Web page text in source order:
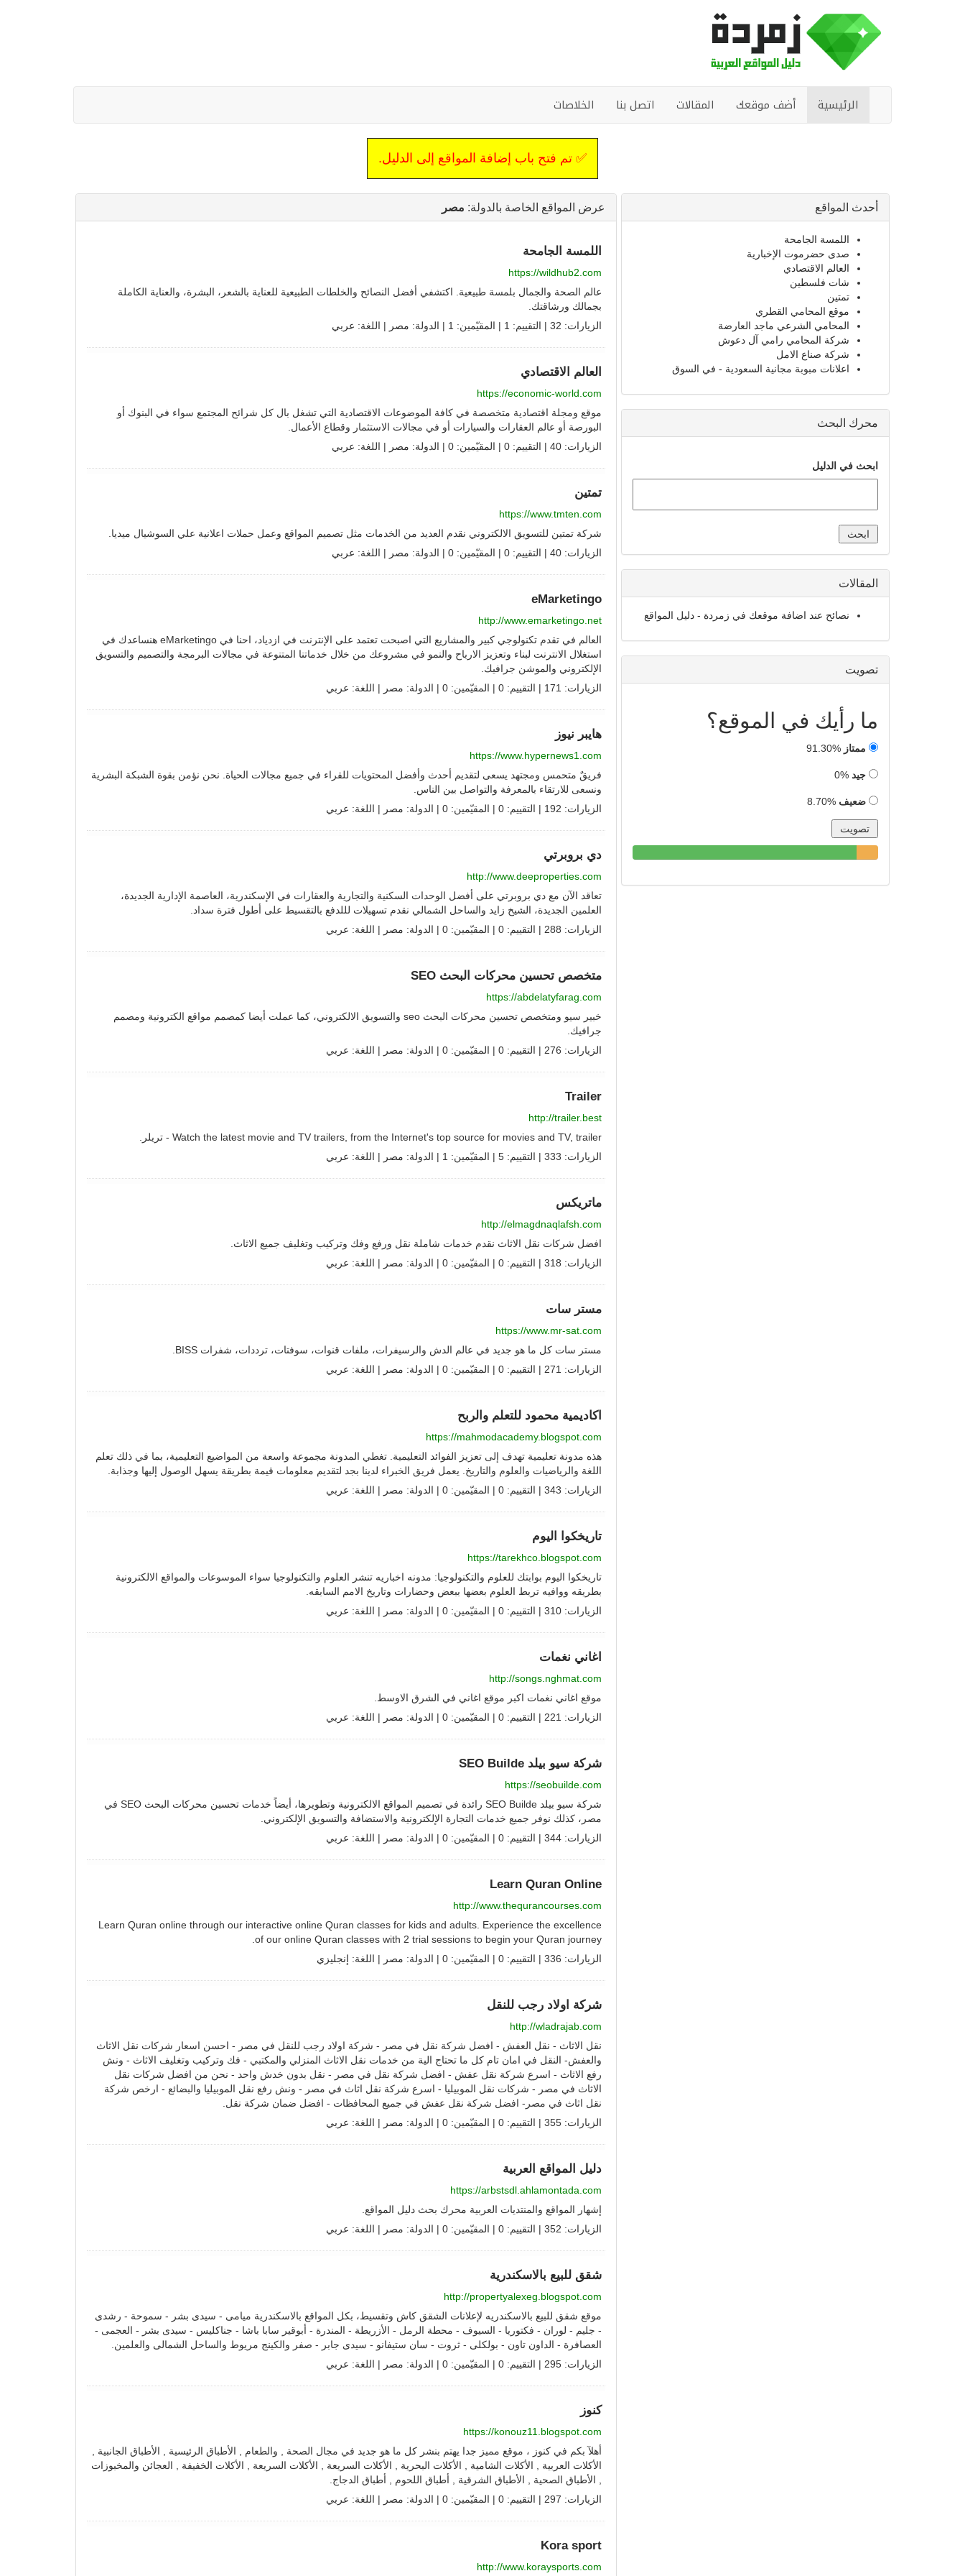
الرئيسية أضف موقعك المقالات اتصل بنا الخلاصات
✅ تم فتح باب إضافة المواقع إلى الدليل.
عرض المواقع الخاصة بالدولة: مصر
اللمسة الجامحة
https://wildhub2.com
عالم الصحة والجمال بلمسة طبيعية. اكتشفي أفضل النصائح والخلطات الطبيعية للعناية بالشعر، البشرة، والعناية الكاملة
بجمالك ورشاقتك.
الزيارات: 32 | التقييم: 1 | المقيّمين: 1 | الدولة:
مصر | اللغة: عربي
العالم الاقتصادي
https://economic-world.com
موقع ومجلة اقتصادية متخصصة في كافة الموضوعات الاقتصادية التي تشغل بال كل شرائح المجتمع سواء في البنوك أو
البورصة أو عالم العقارات والسيارات أو في مجالات الاستثمار وقطاع الأعمال.
الزيارات: 40 | التقييم: 0 | المقيّمين: 0 | الدولة:
مصر | اللغة: عربي
تمتين
https://www.tmten.com
شركة تمتين للتسويق الالكتروني نقدم العديد من الخدمات مثل تصميم المواقع وعمل حملات اعلانية علي السوشيال ميديا.
الزيارات: 40 | التقييم: 0 | المقيّمين: 0 | الدولة:
مصر | اللغة: عربي
eMarketingo
http://www.emarketingo.net
العالم في تقدم تكنولوجي كبير والمشاريع التي اصبحت تعتمد على الإنترنت في ازدياد، احنا في eMarketingo هنساعدك في
استغلال الانترنت لبناء وتعزيز الارباح والنمو في مشروعك من خلال خدماتنا المتنوعة في مجالات البرمجة والتصميم والتسويق
الإلكتروني والموشن جرافيك.
الزيارات: 171 | التقييم: 0 | المقيّمين: 0 | الدولة:
مصر | اللغة: عربي
هايبر نيوز
https://www.hypernews1.com
فريقٌ متحمس ومجتهد يسعى لتقديم أحدث وأفضل المحتويات للقراء في جميع مجالات الحياة. نحن نؤمن بقوة الشبكة البشرية
ونسعى للارتقاء بالمعرفة والتواصل بين الناس.
الزيارات: 192 | التقييم: 0 | المقيّمين: 0 | الدولة:
مصر | اللغة: عربي
دي بروبرتي
http://www.deeproperties.com
تعاقد الآن مع دي بروبرتي على أفضل الوحدات السكنية والتجارية والعقارات في الإسكندرية، العاصمة الإدارية الجديدة،
العلمين الجديدة، الشيخ زايد والساحل الشمالي نقدم تسهيلات لللدفع بالتقسيط على أطول فترة سداد.
الزيارات: 288 | التقييم: 0 | المقيّمين: 0 | الدولة:
مصر | اللغة: عربي
متخصص تحسين محركات البحث SEO
https://abdelatyfarag.com
خبير سيو ومتخصص تحسين محركات البحث seo والتسويق الالكتروني، كما عملت أيضا كمصمم مواقع الكترونية ومصمم
جرافيك.
الزيارات: 276 | التقييم: 0 | المقيّمين: 0 | الدولة:
مصر | اللغة: عربي
Trailer
http://trailer.best
Watch the latest movie and TV trailers, from the Internet's top source for movies and TV, trailer - تريلر.
الزيارات: 333 | التقييم: 5 | المقيّمين: 1 | الدولة:
مصر | اللغة: عربي
ماتريكس
http://elmagdnaqlafsh.com
افضل شركات نقل الاثاث نقدم خدمات شاملة نقل ورفع وفك وتركيب وتغليف جميع الاثاث.
الزيارات: 318 | التقييم: 0 | المقيّمين: 0 | الدولة:
مصر | اللغة: عربي
مستر سات
https://www.mr-sat.com
مستر سات كل ما هو جديد في عالم الدش والرسيفرات، ملفات قنوات، سوفتات، ترددات، شفرات BISS.
الزيارات: 271 | التقييم: 0 | المقيّمين: 0 | الدولة:
مصر | اللغة: عربي
اكاديمية محمود للتعلم والربح
https://mahmodacademy.blogspot.com
هذه مدونة تعليمية تهدف إلى تعزيز الفوائد التعليمية. تغطي المدونة مجموعة واسعة من المواضيع التعليمية، بما في ذلك تعلم
اللغة والرياضيات والعلوم والتاريخ. يعمل فريق الخبراء لدينا بجد لتقديم معلومات قيمة بطريقة يسهل الوصول إليها وجذابة.
الزيارات: 343 | التقييم: 0 | المقيّمين: 0 | الدولة:
مصر | اللغة: عربي
تاريخكوا اليوم
https://tarekhco.blogspot.com
تاريخكوا اليوم بوابتك للعلوم والتكنولوجيا: مدونه اخباريه تنشر العلوم والتكنولوجيا سواء الموسوعات والمواقع الالكترونية
بطريقه ووافيه تربط العلوم بعضها ببعض وحضارات وتاريخ الامم السابقه.
الزيارات: 310 | التقييم: 0 | المقيّمين: 0 | الدولة:
مصر | اللغة: عربي
اغاني نغمات
http://songs.nghmat.com
موقع اغاني نغمات اكبر موقع اغاني في الشرق الاوسط.
الزيارات: 221 | التقييم: 0 | المقيّمين: 0 | الدولة:
مصر | اللغة: عربي
شركة سيو بيلد SEO Builde
https://seobuilde.com
شركة سيو بيلد SEO Builde رائدة في تصميم المواقع الالكترونية وتطويرها، أيضاً خدمات تحسين محركات البحث SEO في
مصر، كذلك نوفر جميع خدمات التجارة الإلكترونية والاستضافة والتسويق الإلكتروني.
الزيارات: 344 | التقييم: 0 | المقيّمين: 0 | الدولة:
مصر | اللغة: عربي
Learn Quran Online
http://www.thequrancourses.com
Learn Quran online through our interactive online Quran classes for kids and adults. Experience the excellence
of our online Quran classes with 2 trial sessions to begin your Quran journey.
الزيارات: 336 | التقييم: 0 | المقيّمين: 0 | الدولة:
مصر | اللغة: إنجليزي
شركة اولاد رجب للنقل
http://wladrajab.com
نقل الاثاث - نقل العفش - افضل شركة نقل في مصر - شركة اولاد رجب للنقل في مصر - احسن اسعار شركات نقل الاثاث
والعفش- النقل في امان تام كل ما تحتاج الية من خدمات نقل الاثاث المنزلي والمكتبي - فك وتركيب وتغليف الاثاث - ونش
رفع الاثاث - اسرع شركة نقل عفش - افضل شركة نقل في مصر - نقل بدون خدش واحد - نحن من افضل شركات نقل
الاثاث في مصر - شركات نقل الموبيليا - اسرع شركة نقل اثاث في مصر - ونش رفع نقل الموبيليا والبضائع - ارخص شركة
نقل اثاث في مصر- افضل شركة نقل عفش في جميع المحافظات - افضل ضمان شركة نقل.
الزيارات: 355 | التقييم: 0 | المقيّمين: 0 | الدولة:
مصر | اللغة: عربي
دليل المواقع العربية
https://arbstsdl.ahlamontada.com
إشهار المواقع والمنتديات العربية محرك بحث دليل المواقع.
الزيارات: 352 | التقييم: 0 | المقيّمين: 0 | الدولة:
مصر | اللغة: عربي
شقق للبيع بالاسكندرية
http://propertyalexeg.blogspot.com
موقع شقق للبيع بالاسكندريه لإعلانات الشقق كاش وتقسيط، بكل المواقع بالاسكندرية ميامى - سيدى بشر - سموحة - رشدى
- جليم - لوران - فكتوريا - السيوف - محطة الرمل - الأزريطة - المندرة - أبوقير سابا باشا - جناكليس - سيدى بشر - العجمى -
العصافرة - الداون تاون - بولكلى - ثروت - سان ستيفانو - سيدى جابر - صفر والكينج مريوط والساحل الشمالى والعلمين.
الزيارات: 295 | التقييم: 0 | المقيّمين: 0 | الدولة:
مصر | اللغة: عربي
كنوز
https://konouz11.blogspot.com
أهلآ بكم في كنوز ، موقع مميز جدا يهتم بنشر كل ما هو جديد في مجال الصحة , والطعام , الأطباق الرئيسية , الأطباق الجانبية ,
الأكلات العربية , الأكلات الشامية , الأكلات البحرية , الأكلات السريعة , الأكلات السريعة , الأكلات الخفيفة , العجائن والمخبوزات
, الأطباق الصحية , الأطباق الشرقية , أطباق اللحوم , أطباق الدجاج.
الزيارات: 297 | التقييم: 0 | المقيّمين: 0 | الدولة:
مصر | اللغة: عربي
Kora sport
http://www.koraysports.com
أحدث المواقع
اللمسة الجامحة
صدى حضرموت الإخبارية
العالم الاقتصادي
شات فلسطين
تمتين
موقع المحامي القطري
المحامي الشرعي ماجد العارضة
شركة المحامي رامي آل دعوش
شركة صناع الامل
اعلانات مبوبة مجانية السعودية - في السوق
محرك البحث
ابحث في الدليل
المقالات
نصائح عند اضافة موقعك في زمردة - دليل المواقع
تصويت
ما رأيك في الموقع؟
ممتاز
جيد
ضعيف